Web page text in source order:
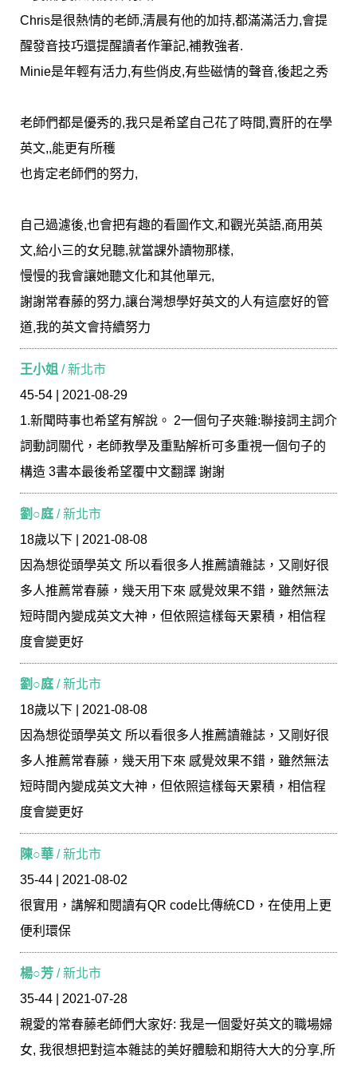
Chris是很熱情的老師,清晨有他的加持,都滿滿活力,會提
醒發音技巧還提醒讀者作筆記,補教強者.
Minie是年輕有活力,有些俏皮,有些磁情的聲音,後起之秀
老師們都是優秀的,我只是希望自己花了時間,賣肝的在學
英文,,能更有所穫
也肯定老師們的努力,
自己過濾後,也會把有趣的看圖作文,和觀光英語,商用英
文,給小三的女兒聽,就當課外讀物那樣,
慢慢的我會讓她聽文化和其他單元,
謝謝常春藤的努力,讓台灣想學好英文的人有這麼好的管
道,我的英文會持續努力
王小姐 / 新北市
45-54 | 2021-08-29
1.新聞時事也希望有解說。 2一個句子夾雜:聯接詞主詞介
詞動詞關代，老師教學及重點解析可多重視一個句子的
構造 3書本最後希望覆中文翻譯 謝謝
劉○庭 / 新北市
18歲以下 | 2021-08-08
因為想從頭學英文 所以看很多人推薦讀雜誌，又剛好很
多人推薦常春藤，幾天用下來 感覺效果不錯，雖然無法
短時間內變成英文大神，但依照這樣每天累積，相信程
度會變更好
劉○庭 / 新北市
18歲以下 | 2021-08-08
因為想從頭學英文 所以看很多人推薦讀雜誌，又剛好很
多人推薦常春藤，幾天用下來 感覺效果不錯，雖然無法
短時間內變成英文大神，但依照這樣每天累積，相信程
度會變更好
陳○華 / 新北市
35-44 | 2021-08-02
很實用，講解和閱讀有QR code比傳統CD，在使用上更
便利環保
楊○芳 / 新北市
35-44 | 2021-07-28
親愛的常春藤老師們大家好: 我是一個愛好英文的職場婦
女, 我很想把對這本雜誌的美好體驗和期待大大的分享,所